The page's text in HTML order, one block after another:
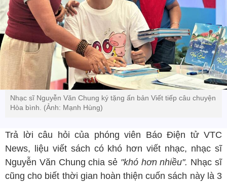
Nhạc sĩ Nguyễn Văn Chung ký tặng ấn bản Viết tiếp câu chuyện
Hòa bình. (Ảnh: Mạnh Hùng)
Trả lời câu hỏi của phóng viên Báo Điện tử VTC
News, liệu viết sách có khó hơn viết nhạc, nhạc sĩ
Nguyễn Văn Chung chia sẻ "khó hơn nhiều". Nhạc sĩ
cũng cho biết thời gian hoàn thiện cuốn sách này là 3